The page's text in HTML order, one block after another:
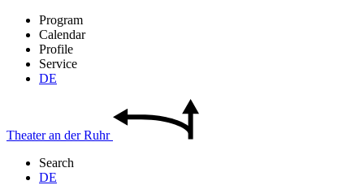
Program
Calendar
Profile
Service
DE
Theateran derRuhr
Search
DE